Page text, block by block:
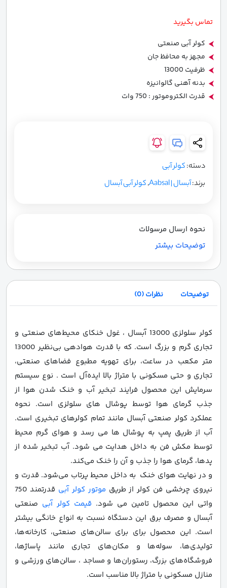
تماس بگیرید
کولر آبی صنعتی
مجهز به محافظ جان
ظرفیت 13000
بدنه آهنی گالوانیزه
قدرت الکتروموتور : 750 وات
دسته:کولر آبی
برند:آبسال | Aabsal ,کولر آبی آبسال
نحوه ارسال مرسولات
توضیحات بیشتر
توضیحات نظرات (0)
کولر سلولزی 13000 آبسال ، غول خنکای محیط‌های صنعتی و
تجاری گرم و بزرگ است. که با قدرت هوادهی بی‌نظیر 13000
متر مکعب در ساعت، برای تهویه مطبوع فضاهای صنعتی،
تجاری و حتی مسکونی با متراژ بالا ایده‌آل است . نوع سیستم
سرمایش این محصول فرایند تبخیر آب و خنک شدن هوا از
جذب گرمای هوا توسط پوشال های سلولزی است. نحوه
عملکرد کولر صنعتی آبسال مانند تمام کولرهای تبخیری است.
آب از طریق پمپ به پوشال ها می رسد و هوای گرم محیط
توسط مکش فن به داخل هدایت می شود. آب تبخیر شده از
پدها، گرمای هوا را جذب و آن را خنک می‌کند.
و در نهایت هوای خنک به داخل محیط پرتاب می‌شود. قدرت و
نیروی چرخشی فن کولر از طریق موتور کولر آبی
قدرتمند 750
واتی این محصول تامین می شود. قیمت کولر آبی صنعتی
آبسال و مصرف برق این دستگاه نسبت به انواع خانگی بیشتر
است. این محصول برای برای سالن‌های صنعتی، کارخانه‌ها،
تولیدی‌ها، سوله‌ها و مکان‌های تجاری مانند پاساژها،
فروشگاه‌های بزرگ، رستوران‌ها و مساجد ، سالن‌های ورزشی و
منازل مسکونی با متراژ بالا مناسب است.